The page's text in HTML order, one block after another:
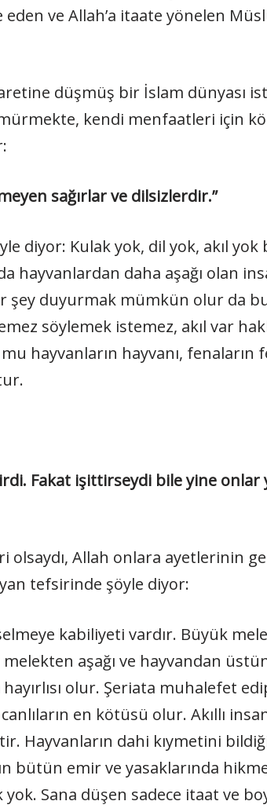
ve Allah’a itaate yönelen
düşmüş bir İslam dünyası
kendi menfaatleri için
sağırlar ve dilsizlerdir.”
diyor: Kulak yok, dil yok, akıl yok
hayvanlardan daha aşağı olan
şey duyurmak mümkün olur da
söylemek istemez, akıl var
hayvanların hayvanı, fenaların
Fakat işittirseydi bile yine onlar
Allah onlara ayetlerinin
tefsirinde şöyle diyor:
kabiliyeti vardır. Büyük
melekten aşağı ve hayvandan
olur. Şeriata muhalefet
en kötüsü olur. Akıllı
Hayvanların dahi kıymetini
bütün emir ve yasaklarında
Sana düşen sadece itaat ve